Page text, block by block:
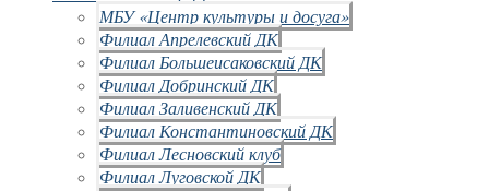
МБУ «Центр культуры и досуга»
Филиал Апрелевский ДК
Филиал Большеисаковский ДК
Филиал Добринский ДК
Филиал Заливенский ДК
Филиал Константиновский ДК
Филиал Лесновский клуб
Филиал Луговской ДК